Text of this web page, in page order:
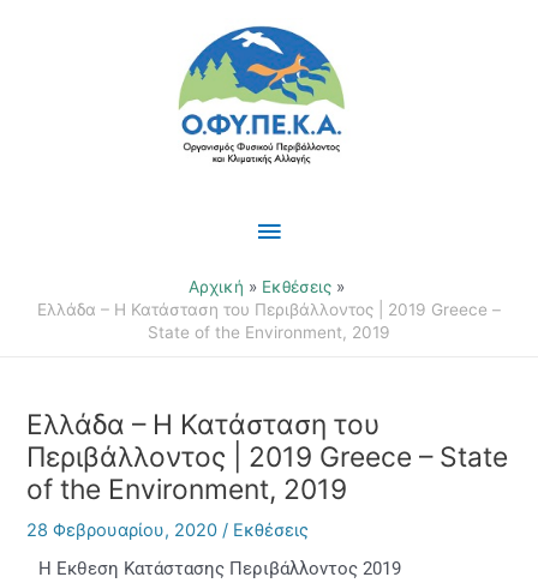
Κύριο
Μενού
Αρχική
Εκθέσεις
Ελλάδα – Η Κατάσταση του Περιβάλλοντος | 2019 Greece –
State of the Environment, 2019
Ελλάδα – Η Κατάσταση του
Περιβάλλοντος | 2019 Greece – State
of the Environment, 2019
28 Φεβρουαρίου, 2020/ Εκθέσεις
Η Εκθεση Κατάστασης Περιβάλλοντος 2019